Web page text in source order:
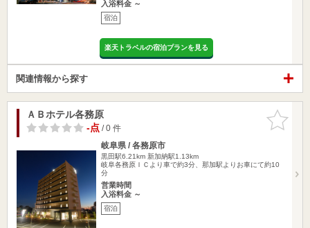
入浴料金 ～
宿泊
楽天トラベルの宿泊プランを見る
関連情報から探す
お気に入
りに追加
ＡＢホテル各務原
-点/ 0 件
岐阜県 / 各務原市
黒田駅6.21km 新加納駅1.13km
岐阜各務原ＩＣより車で約3分、那加駅よりお車にて約10
分
営業時間
入浴料金 ～
宿泊